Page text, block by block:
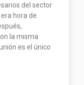
del sector
hora de
la misma
es el único